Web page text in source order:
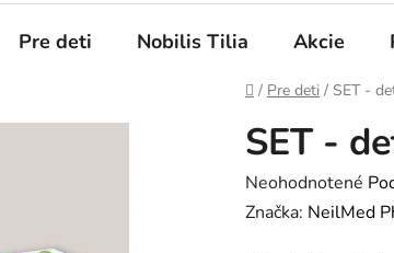
Pre deti Nobilis Tilia Akcie
Domov
/ Pre deti / SET -
SET -
Priemerné
hodnotenie
Neohodnotené
Značka: NeilMed